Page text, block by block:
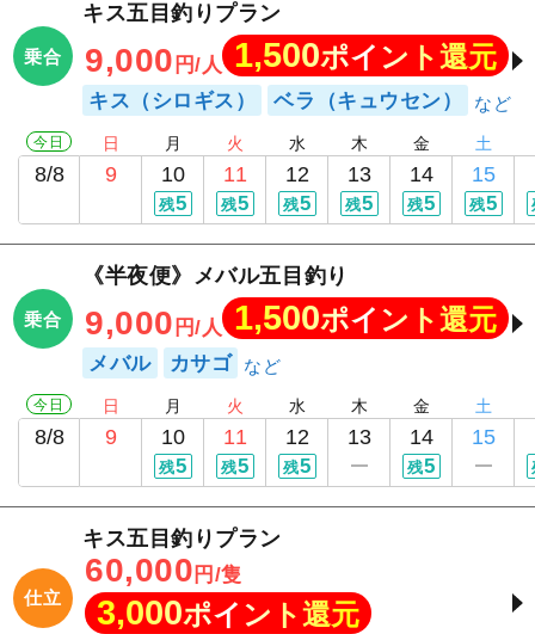
乗合
キス五目釣りプラン
9,000 円/人 1,500ポイント還元
キス（シロギス） ベラ（キュウセン）
今日
8/8
日
9
月
10
残5
火
11
残5
水
12
残5
木
13
残5
金
14
残5
土
15
残5
乗合
《半夜便》メバル五目釣り
9,000 円/人 1,500ポイント還元
メバル カサゴ
今日
8/8
日
9
月
10
残5
火
11
残5
水
12
残5
木
13
金
14
残5
土
15
仕立
キス五目釣りプラン
60,000 円/隻
3,000ポイント還元